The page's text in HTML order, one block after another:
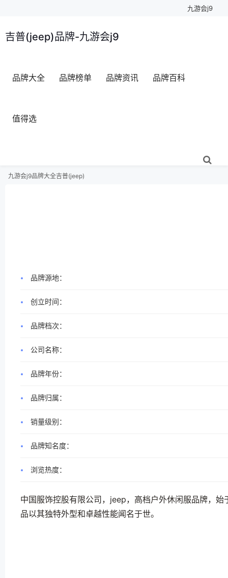
九游会j9
吉普(jeep)品牌-九游会j9
品牌大全 品牌榜单 品牌资讯 品牌百科
值得选
九游会j9品牌大全吉普(jeep)
品牌源地：
创立时间：
品牌档次：
公司名称：
品牌年份：
品牌归属：
销量级别：
品牌知名度：
浏览热度：
中国服饰控股有限公司，jeep，高档户外休闲服品牌，
品以其独特外型和卓越性能闻名于世。